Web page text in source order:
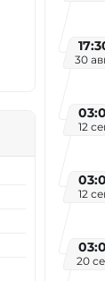
30
12
12
20